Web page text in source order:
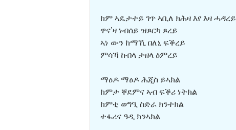
ከም ኣዴታተይ ገጥ ኣቢለ ክሕዛ እየ እዛ ሓዳረይ
ዋና’ዛ ነብሰይ ዝጾርካ ጾረይ
ኣነ ውን ከማኺ በለኒ ፍቕረይ
ምሳኻ ከብላ ታዘላ ዕምረይ
ማዕዶ ማዕዶ ሕጂስ ይኣክል
ከምታ ቐደምና ኣብ ፍቕሪ ነትክል
ከምቲ ወግዒ ስድራ ክንተክል
ተፋሪና ዓዲ ክንኣክል